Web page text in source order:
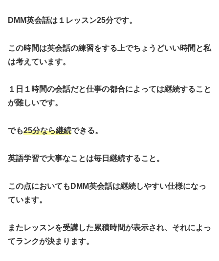
DMM英会話は１レッスン25分です。
この時間は英会話の練習をする上でちょうどいい時間と私
は考えています。
１日１時間の会話だと仕事の都合によっては継続すること
が難しいです。
でも25分なら継続できる。
英語学習で大事なことは毎日継続すること。
この点においてもDMM英会話は継続しやすい仕様になっ
ています。
またレッスンを受講した累積時間が表示され、それによっ
てランクが決まります。